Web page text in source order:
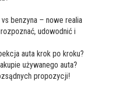
benzyna – nowe realia
udowodnić i
auta krok po kroku?
używanego auta?
propozycji!